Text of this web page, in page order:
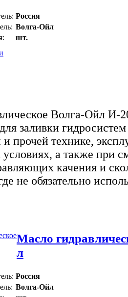
Россия
Волга-Ойл
шт.
Волга-Ойл И-
заливки
и прочей технике,
а также при
качения и
не обязательно
Масло
л
Россия
Волга-Ойл